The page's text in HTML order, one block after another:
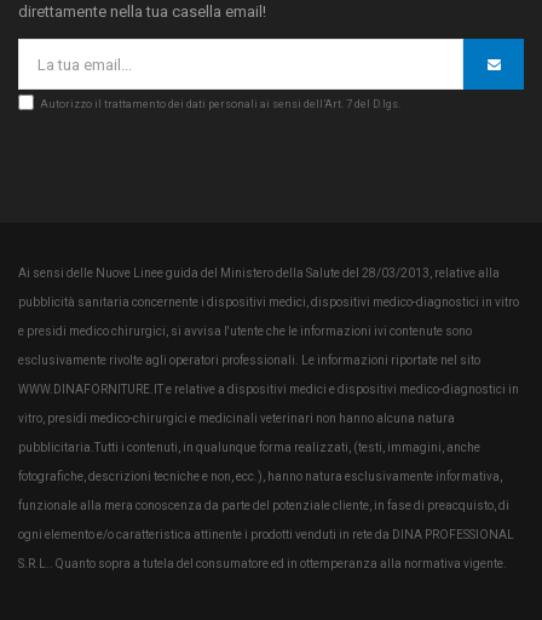
direttamente nella tua casella email!
Autorizzo il trattamento dei dati personali ai sensi dell’Art. 7 del D.lgs.
Ai sensi delle Nuove Linee guida del Ministero della Salute del 28/03/2013, relative alla
pubblicità sanitaria concernente i dispositivi medici, dispositivi medico-diagnostici in vitro
e presidi medico chirurgici, si avvisa l'utente che le informazioni ivi contenute sono
esclusivamente rivolte agli operatori professionali. Le informazioni riportate nel sito
WWW.DINAFORNITURE.IT e relative a dispositivi medici e dispositivi medico-diagnostici in
vitro, presidi medico-chirurgici e medicinali veterinari non hanno alcuna natura
pubblicitaria.Tutti i contenuti, in qualunque forma realizzati, (testi, immagini, anche
fotografiche, descrizioni tecniche e non, ecc.), hanno natura esclusivamente informativa,
funzionale alla mera conoscenza da parte del potenziale cliente, in fase di preacquisto, di
ogni elemento e/o caratteristica attinente i prodotti venduti in rete da DINA PROFESSIONAL
S.R.L.. Quanto sopra a tutela del consumatore ed in ottemperanza alla normativa vigente.